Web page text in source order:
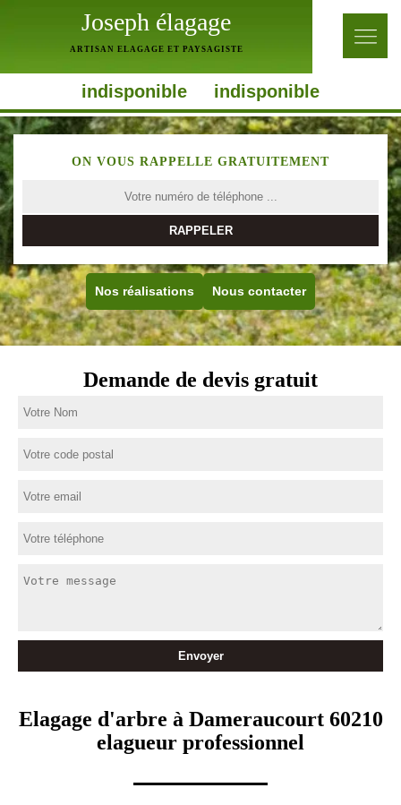
Joseph élagage
ARTISAN ELAGAGE ET PAYSAGISTE
indisponible indisponible
ON VOUS RAPPELLE GRATUITEMENT
Nos réalisations Nous contacter
Demande de devis gratuit
Elagage d'arbre à Dameraucourt 60210
elagueur professionnel